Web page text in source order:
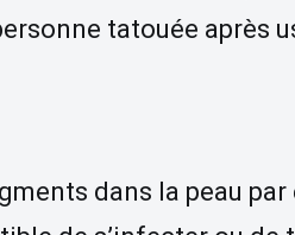
tatouée après
dans la peau